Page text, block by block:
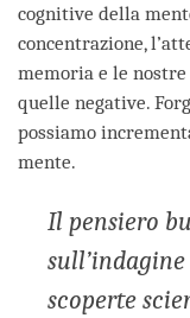
cognitive della
concentrazione,
memoria e le
quelle negative.
possiamo
mente.
Il pensiero
scoperte